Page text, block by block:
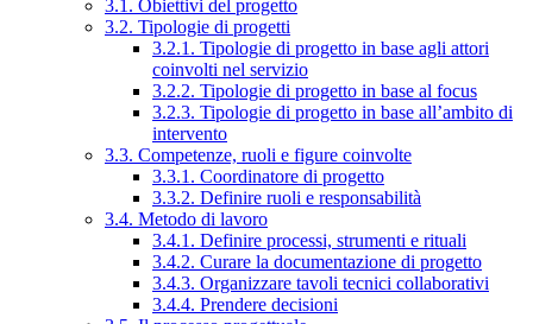
3.1. Obiettivi del progetto
3.2. Tipologie di progetti
3.2.1. Tipologie di progetto in base agli attori
coinvolti nel servizio
3.2.2. Tipologie di progetto in base al focus
3.2.3. Tipologie di progetto in base all’ambito di
intervento
3.3. Competenze, ruoli e figure coinvolte
3.3.1. Coordinatore di progetto
3.3.2. Definire ruoli e responsabilità
3.4. Metodo di lavoro
3.4.1. Definire processi, strumenti e rituali
3.4.2. Curare la documentazione di progetto
3.4.3. Organizzare tavoli tecnici collaborativi
3.4.4. Prendere decisioni